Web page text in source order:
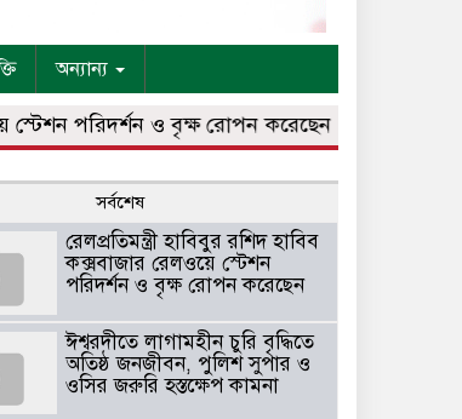
অন্যান্য
পরিদর্শন ও বৃক্ষ রোপন করেছেন ঈশ্বরদীতে
সর্বশেষ
রেলপ্রতিমন্ত্রী হাবিবুর রশিদ হাবিব
কক্সবাজার রেলওয়ে স্টেশন
পরিদর্শন ও বৃক্ষ রোপন করেছেন
ঈশ্বরদীতে লাগামহীন চুরি বৃদ্ধিতে
অতিষ্ঠ জনজীবন, পুলিশ সুপার ও
ওসির জরুরি হস্তক্ষেপ কামনা ​